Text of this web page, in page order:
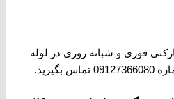
فوری و شبانه روزی در لوله